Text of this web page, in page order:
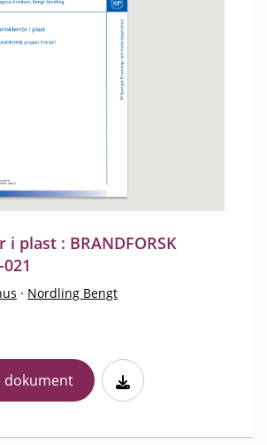
plast : BRANDFORSK
· Nordling Bengt
dokument